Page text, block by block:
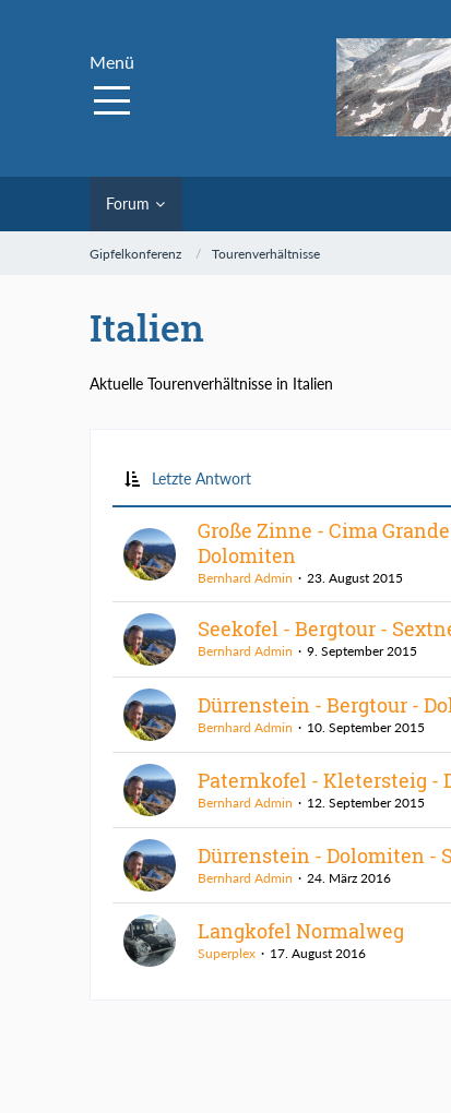
Menü
Forum
Gipfelkonferenz Tourenverhältnisse
Italien
Aktuelle Tourenverhältnisse in Italien
Letzte Antwort
Große Zinne - Cima
Dolomiten
Bernhard Admin 23. August 2015
Seekofel - Bergtour -
Bernhard Admin 9. September 2015
Dürrenstein - Bergtour -
Bernhard Admin 10. September 2015
Paternkofel - Kletersteig -
Bernhard Admin 12. September 2015
Dürrenstein - Dolomiten -
Bernhard Admin 24. März 2016
Langkofel Normalweg
Superplex 17. August 2016